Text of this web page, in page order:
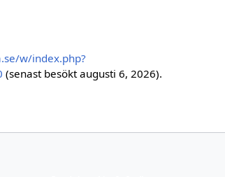
w/index.php?
(senast besökt augusti 6, 2026).